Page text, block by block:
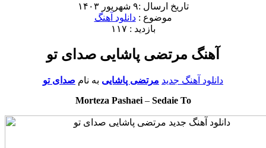
تاریخ ارسال :۹ شهریور ۱۴۰۳
موضوع :دانلود آهنگ
بازدید : ۱۱۷
آهنگ مرتضی پاشایی صدای تو
دانلود آهنگ جدید مرتضی پاشایی به نام صدای تو
Morteza Pashaei– Sedaie To